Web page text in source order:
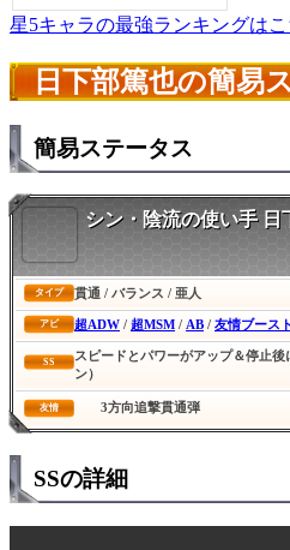
星5キャラの最強ランキングはこ
日下部篤也の簡易
簡易ステータス
シン・陰流の使い手 日
タイプ 貫通 / バランス / 亜人
アビ 超ADW / 超MSM / AB / 友情ブースト
SS
スピードとパワーがアップ＆停止
ン）
友情 3方向追撃貫通弾
SSの詳細